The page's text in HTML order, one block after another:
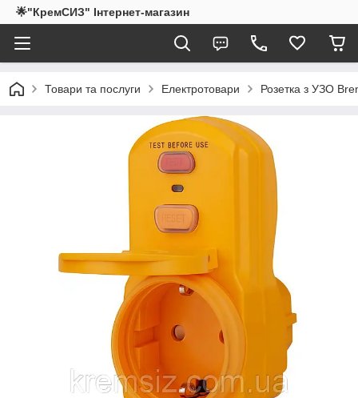
🌟"КремСИЗ" Інтернет-магазин
Товари та послуги Електротовари Розетка з УЗО